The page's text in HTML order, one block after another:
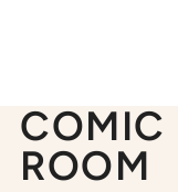
COMIC
ROOM